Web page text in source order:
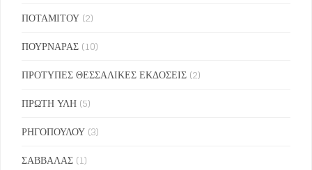
ΠΟΤΑΜΙΤΟΥ (2)
ΠΟΥΡΝΑΡΑΣ (10)
ΠΡΟΤΥΠΕΣ ΘΕΣΣΑΛΙΚΕΣ ΕΚΔΟΣΕΙΣ (2)
ΠΡΩΤΗ ΥΛΗ (5)
ΡΗΓΟΠΟΥΛΟΥ (3)
ΣΑΒΒΑΛΑΣ (1)